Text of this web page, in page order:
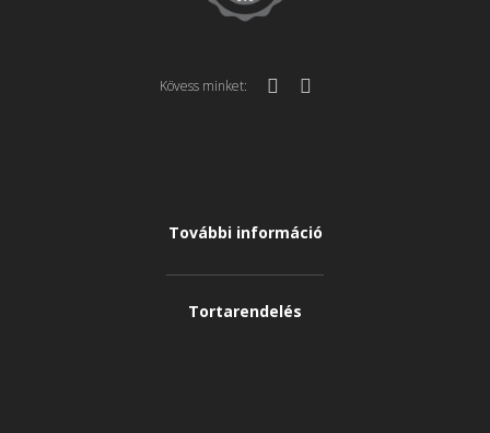
Kövess minket:
További információ
Tortarendelés